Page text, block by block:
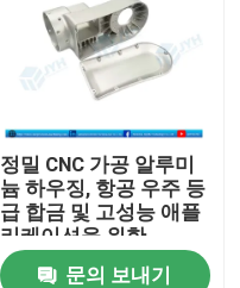
정밀 CNC 가공 알루미
늄 하우징, 항공 우주 등
급 합금 및 고성능 애플
리케이션을 위한
±0.01mm 허용
문의 보내기